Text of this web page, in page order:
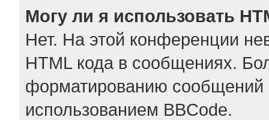
Могу ли я использовать
Нет. На этой конференции
HTML кода в сообщениях.
форматированию сообщений
использованием BBCode.